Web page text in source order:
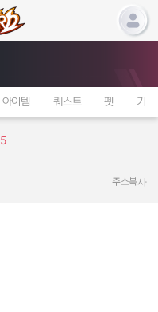
아이템 퀘스트 펫 기타
주소복사